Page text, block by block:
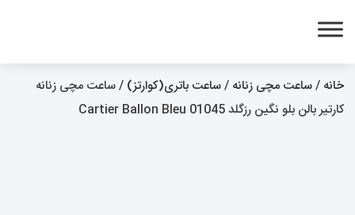
خانه /ساعت مچی زنانه /ساعت باتری(کوارتز) / ساعت مچی زنانه
کارتیر بالن بلو نگین رزگلد 01045 Cartier Ballon Bleu